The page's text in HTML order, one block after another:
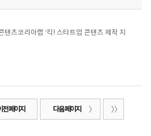
텐츠코리아랩 ‘킥! 스타트업 콘텐츠 제작 지
전 페이지 다음 페이지